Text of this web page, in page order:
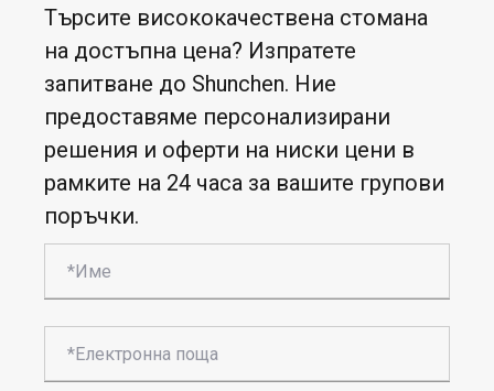
Търсите висококачествена стомана
на достъпна цена? Изпратете
запитване до Shunchen. Ние
предоставяме персонализирани
решения и оферти на ниски цени в
рамките на 24 часа за вашите групови
поръчки.